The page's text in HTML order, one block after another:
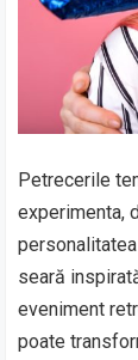
Petrecerile
experimenta,
seară
eveniment
poate